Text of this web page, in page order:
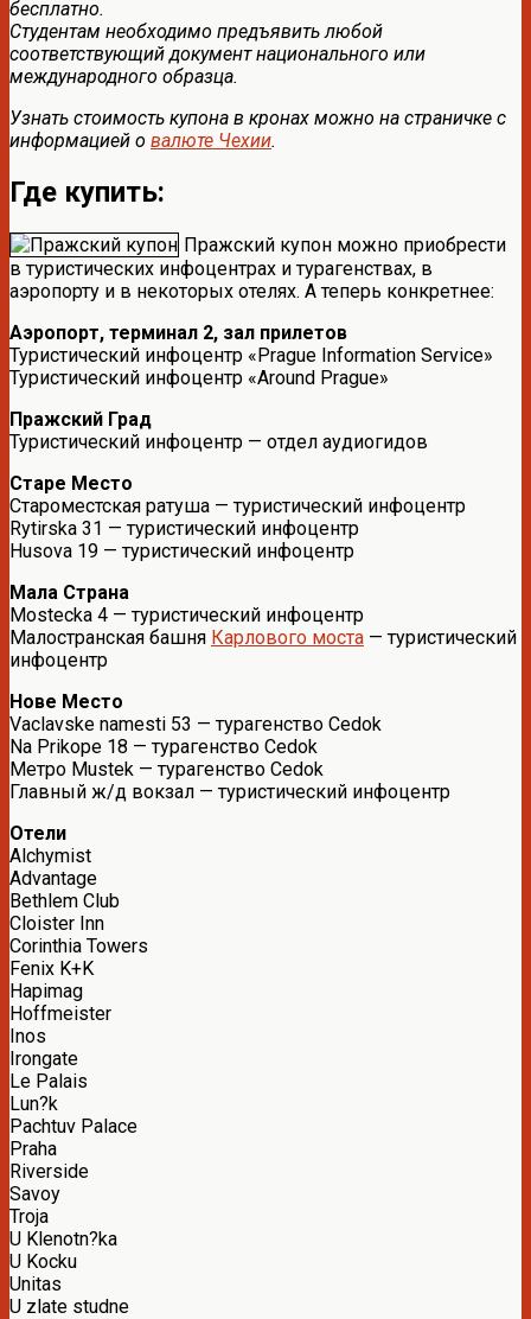
бесплатно.
Студентам необходимо предъявить любой
соответствующий документ национального или
международного образца.
Узнать стоимость купона в кронах можно на страничке с
информацией о валюте Чехии.
Где купить:
Пражский купон можно приобрести
в туристических инфоцентрах и турагенствах, в
аэропорту и в некоторых отелях. А теперь конкретнее:
Аэропорт, терминал 2, зал прилетов
Туристический инфоцентр «Prague Information Service»
Туристический инфоцентр «Around Prague»
Пражский Град
Туристический инфоцентр — отдел аудиогидов
Старе Место
Староместская ратуша — туристический инфоцентр
Rytirska 31 — туристический инфоцентр
Husova 19 — туристический инфоцентр
Мала Страна
Mostecka 4 — туристический инфоцентр
Малостранская башня Карлового моста — туристический
инфоцентр
Нове Место
Vaclavske namesti 53 — турагенство Cedok
Na Prikope 18 — турагенство Cedok
Метро Mustek — турагенство Cedok
Главный ж/д вокзал — туристический инфоцентр
Отели
Alchymist
Advantage
Bethlem Club
Cloister Inn
Corinthia Towers
Fenix K+K
Hapimag
Hoffmeister
Inos
Irongate
Le Palais
Lun?k
Pachtuv Palace
Praha
Riverside
Savoy
Troja
U Klenotn?ka
U Kocku
Unitas
U zlate studne